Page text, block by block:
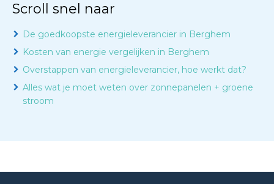
Scroll snel naar
De goedkoopste energieleverancier in Berghem
Kosten van energie vergelijken in Berghem
Overstappen van energieleverancier, hoe werkt dat?
Alles wat je moet weten over zonnepanelen + groene
stroom